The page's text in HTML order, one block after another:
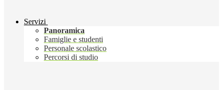
Servizi
Panoramica
Famiglie e studenti
Personale scolastico
Percorsi di studio